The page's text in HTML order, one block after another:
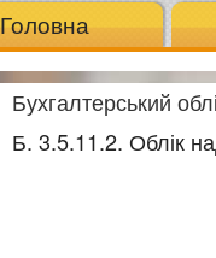
Головна
Бухгалтерський
Б. 3.5.11.2. Облік